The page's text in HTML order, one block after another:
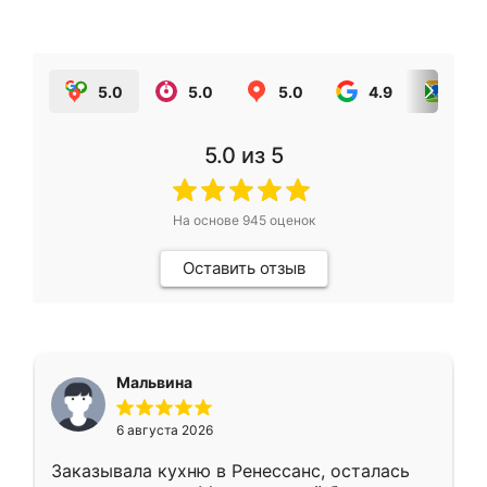
5.0 5.0 5.0 4.9
5.0 из 5
На основе 945оценок
Оставить отзыв
Мальвина
6 августа 2026
Заказывала кухню в Ренессанс, осталась